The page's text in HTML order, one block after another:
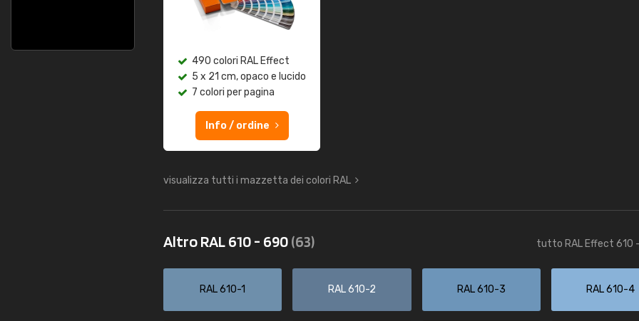
490 colori RAL Effect
5 x 21 cm, opaco e lucido
7 colori per pagina
Info / ordine
visualizza tutti i mazzetta dei colori RAL
Altro RAL 610 - 690(63) tutto RAL Effect 610
RAL 610-1 RAL 610-2 RAL 610-3 RAL 610-4